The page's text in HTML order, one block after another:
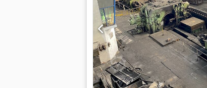
Schaltschrank – neu, zweiteilig.